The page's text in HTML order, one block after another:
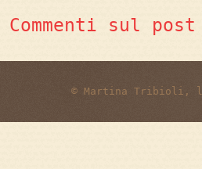
Commenti sul
© Martina Tribioli,